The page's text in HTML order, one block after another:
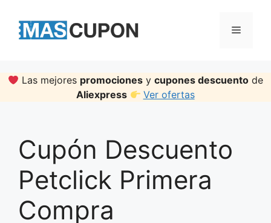
content
Menu
Las mejores promociones ycupones descuento de
Aliexpress
Ver ofertas
Cupón Descuento
Petclick Primera
Compra